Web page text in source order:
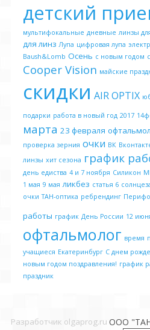
детский
мультифокальные дневные линзы
для линз Лупа цифровая лупа
Baush&Lomb Осень с новым годом
Cooper Vision майские
скидки AIR OPTIX
подарки работа в новый год 2017
марта 23 февраля
проверка зерния очки ВК
линзы хит сезона график
день едиства 4 и 7 ноября Силикон
1 мая 9 мая ликбез статья 6
очки ТАН-оптика ребрендинг
работы график День России 12
офтальмолог время
учащиеся Екатеринбург С днем
новым годом поздравления! график
праздник
Разработчик olgaprog.ru ООО